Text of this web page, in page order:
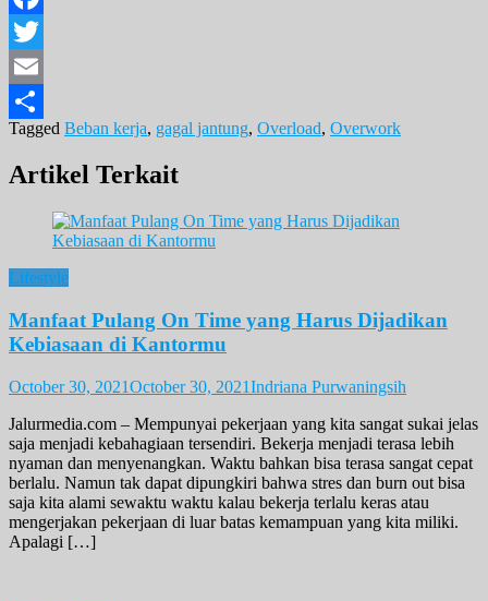
Facebook
Twitter
Email
Share
Tagged Beban kerja, gagal jantung, Overload, Overwork
Artikel Terkait
Lifestyle
Manfaat Pulang On Time yang Harus Dijadikan
Kebiasaan di Kantormu
October 30, 2021October 30, 2021Indriana Purwaningsih
Jalurmedia.com – Mempunyai pekerjaan yang kita sangat sukai jelas
saja menjadi kebahagiaan tersendiri. Bekerja menjadi terasa lebih
nyaman dan menyenangkan. Waktu bahkan bisa terasa sangat cepat
berlalu. Namun tak dapat dipungkiri bahwa stres dan burn out bisa
saja kita alami sewaktu waktu kalau bekerja terlalu keras atau
mengerjakan pekerjaan di luar batas kemampuan yang kita miliki.
Apalagi […]